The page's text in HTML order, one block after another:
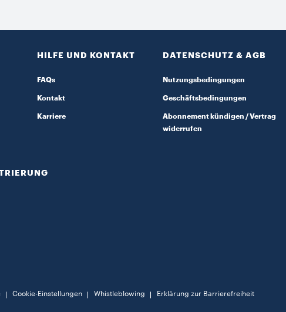
HILFE UND KONTAKT
FAQs
Kontakt
Karriere
DATENSCHUTZ & AGB​
Nutzungsbedingungen
Geschäftsbedingungen
Abonnement kündigen / Vertrag
widerrufen
Cookie-Einstellungen​ Whistleblowing Erklärung zur Barrierefreiheit